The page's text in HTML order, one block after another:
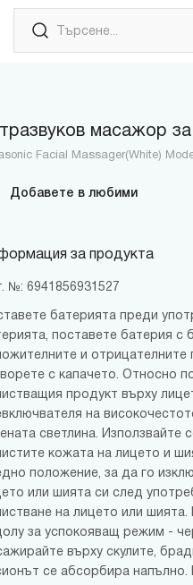
масажор
Facial Massager(White)
Добавете в любими
за продукта
№: 6941856931527
батерията преди
поставете батерия с
и
с капачето. Относно
продукт върху
на
светлина. Използвайте
кожата на лицето и
положение, за да го
или шията си след
на лицето или
за успокояващ режим -
върху скулите,
се абсорбира напълно.